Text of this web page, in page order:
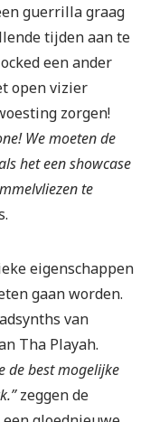
guerrilla graag
tijden aan te
een ander
open vizier
zorgen!
We moeten de
het een showcase
te
eigenschappen
gaan worden.
van
Tha Playah.
de best mogelijke
zeggen de